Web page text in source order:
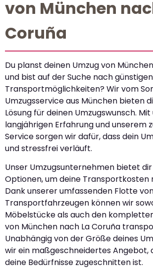
von München
Coruña
Du planst deinen Umzug von
und bist auf der Suche nach günstigen
Transportmöglichkeiten? Wir vom
Umzugsservice aus München bieten
Lösung für deinen Umzugswunsch.
langjährigen Erfahrung und unserem
Service sorgen wir dafür, dass dein
und stressfrei verläuft.
Unser Umzugsunternehmen bietet
Optionen, um deine Transportkosten
Dank unserer umfassenden Flotte
Transportfahrzeugen können wir
Möbelstücke als auch den
von München nach La Coruña
Unabhängig von der Größe deines
wir ein maßgeschneidertes Angebot,
deine Bedürfnisse zugeschnitten ist.